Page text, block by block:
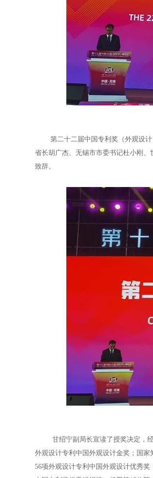
第二十二届中国专利奖（外观设计
省长胡广杰、无锡市市委书记杜小刚
致辞。
甘绍宁副局长宣读了授奖决定，经
外观设计专利中国外观设计金奖；国家
56项外观设计专利中国外观设计优秀